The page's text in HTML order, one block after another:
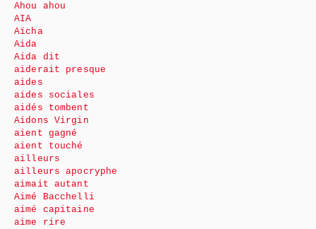
Ahou ahou
AIA
Aïcha
Aida
Aida dit
aiderait presque
aides
aides sociales
aidés tombent
Aidons Virgin
aient gagné
aient touché
ailleurs
ailleurs apocryphe
aimait autant
Aimé Bacchelli
aimé capitaine
aime rire